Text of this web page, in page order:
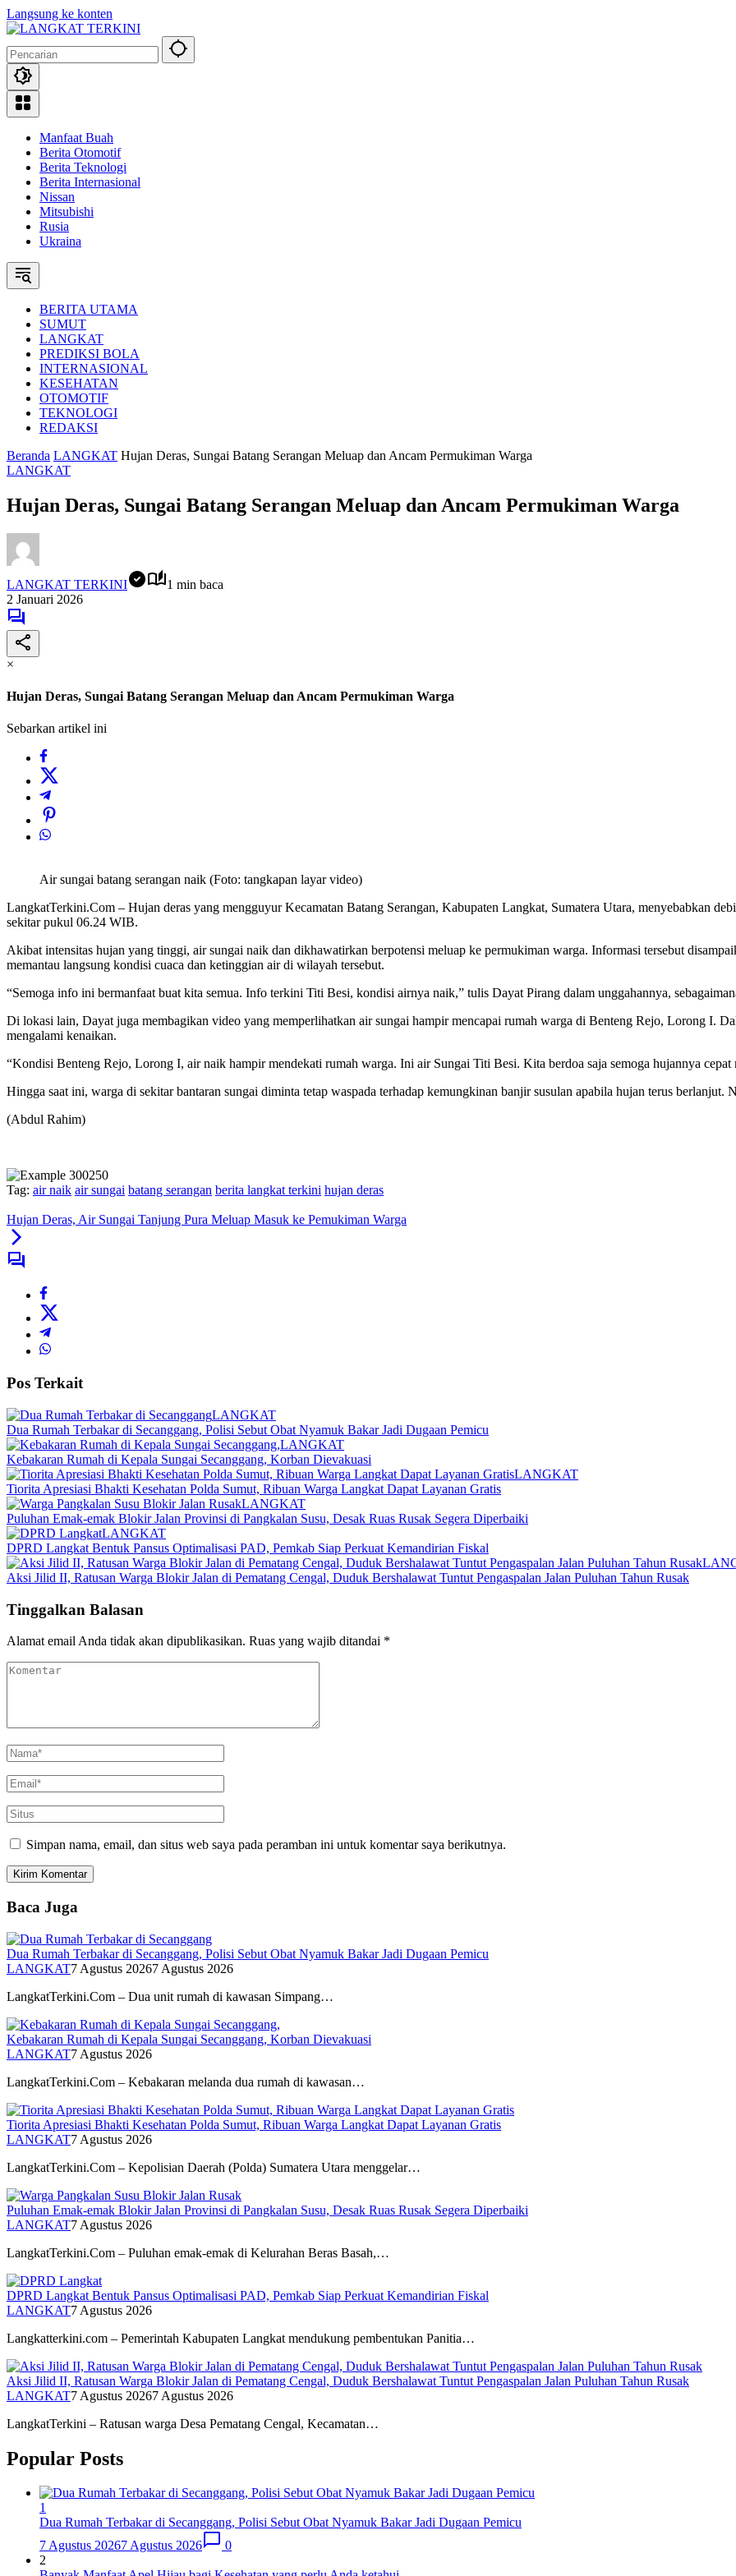
Langsung ke konten
Manfaat Buah
Berita Otomotif
Berita Teknologi
Berita Internasional
Nissan
Mitsubishi
Rusia
Ukraina
BERITA UTAMA
SUMUT
LANGKAT
PREDIKSI BOLA
INTERNASIONAL
KESEHATAN
OTOMOTIF
TEKNOLOGI
REDAKSI
Beranda LANGKAT Hujan Deras, Sungai Batang Serangan Meluap dan Ancam Permukiman Warga
LANGKAT
Hujan Deras, Sungai Batang Serangan Meluap dan Ancam Permukiman Warga
LANGKAT TERKINI
1 min baca
2 Januari 2026
×
Hujan Deras, Sungai Batang Serangan Meluap dan Ancam Permukiman Warga
Sebarkan artikel ini
Air sungai batang serangan naik (Foto: tangkapan layar video)
LangkatTerkini.Com – Hujan deras yang mengguyur Kecamatan Batang Serangan, Kabupaten Langkat, Sumatera Utara, menyebabkan
sekitar pukul 06.24 WIB.
Akibat intensitas hujan yang tinggi, air sungai naik dan dikhawatirkan berpotensi meluap ke permukiman warga. Informasi tersebut
memantau langsung kondisi cuaca dan ketinggian air di wilayah tersebut.
“Semoga info ini bermanfaat buat kita semua. Info terkini Titi Besi, kondisi airnya naik,” tulis Dayat Pirang dalam unggahannya,
Di lokasi lain, Dayat juga membagikan video yang memperlihatkan air sungai hampir mencapai rumah warga di Benteng Rejo, Lorong I.
mengalami kenaikan.
“Kondisi Benteng Rejo, Lorong I, air naik hampir mendekati rumah warga. Ini air Sungai Titi Besi. Kita berdoa saja semoga hujannya cepat
Hingga saat ini, warga di sekitar bantaran sungai diminta tetap waspada terhadap kemungkinan banjir susulan apabila hujan terus berlanjut.
(Abdul Rahim)
Tag: air naik air sungai batang serangan berita langkat terkini hujan deras
Hujan Deras, Air Sungai Tanjung Pura Meluap Masuk ke Pemukiman Warga
Pos Terkait
LANGKAT
Dua Rumah Terbakar di Secanggang, Polisi Sebut Obat Nyamuk Bakar Jadi Dugaan Pemicu
LANGKAT
Kebakaran Rumah di Kepala Sungai Secanggang, Korban Dievakuasi
LANGKAT
Tiorita Apresiasi Bhakti Kesehatan Polda Sumut, Ribuan Warga Langkat Dapat Layanan Gratis
LANGKAT
Puluhan Emak-emak Blokir Jalan Provinsi di Pangkalan Susu, Desak Ruas Rusak Segera Diperbaiki
LANGKAT
DPRD Langkat Bentuk Pansus Optimalisasi PAD, Pemkab Siap Perkuat Kemandirian Fiskal
Aksi Jilid II, Ratusan Warga Blokir Jalan di Pematang Cengal, Duduk Bershalawat Tuntut Pengaspalan Jalan Puluhan Tahun Rusak
Tinggalkan Balasan
Alamat email Anda tidak akan dipublikasikan. Ruas yang wajib ditandai *
Simpan nama, email, dan situs web saya pada peramban ini untuk komentar saya berikutnya.
Baca Juga
Dua Rumah Terbakar di Secanggang, Polisi Sebut Obat Nyamuk Bakar Jadi Dugaan Pemicu
LANGKAT7 Agustus 20267 Agustus 2026
LangkatTerkini.Com – Dua unit rumah di kawasan Simpang…
Kebakaran Rumah di Kepala Sungai Secanggang, Korban Dievakuasi
LANGKAT7 Agustus 2026
LangkatTerkini.Com – Kebakaran melanda dua rumah di kawasan…
Tiorita Apresiasi Bhakti Kesehatan Polda Sumut, Ribuan Warga Langkat Dapat Layanan Gratis
LANGKAT7 Agustus 2026
LangkatTerkini.Com – Kepolisian Daerah (Polda) Sumatera Utara menggelar…
Puluhan Emak-emak Blokir Jalan Provinsi di Pangkalan Susu, Desak Ruas Rusak Segera Diperbaiki
LANGKAT7 Agustus 2026
LangkatTerkini.Com – Puluhan emak-emak di Kelurahan Beras Basah,…
DPRD Langkat Bentuk Pansus Optimalisasi PAD, Pemkab Siap Perkuat Kemandirian Fiskal
LANGKAT7 Agustus 2026
Langkatterkini.com – Pemerintah Kabupaten Langkat mendukung pembentukan Panitia…
Aksi Jilid II, Ratusan Warga Blokir Jalan di Pematang Cengal, Duduk Bershalawat Tuntut Pengaspalan Jalan Puluhan Tahun Rusak
LANGKAT7 Agustus 20267 Agustus 2026
LangkatTerkini – Ratusan warga Desa Pematang Cengal, Kecamatan…
Popular Posts
1
Dua Rumah Terbakar di Secanggang, Polisi Sebut Obat Nyamuk Bakar Jadi Dugaan Pemicu
7 Agustus 20267 Agustus 2026
0
2